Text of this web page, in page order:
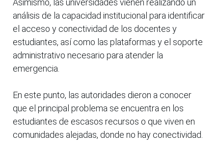
Asimismo, las universidades vienen realizando un
análisis de la capacidad institucional para identificar
el acceso y conectividad de los docentes y
estudiantes, así como las plataformas y el soporte
administrativo necesario para atender la
emergencia.
En este punto, las autoridades dieron a conocer
que el principal problema se encuentra en los
estudiantes de escasos recursos o que viven en
comunidades alejadas, donde no hay conectividad.